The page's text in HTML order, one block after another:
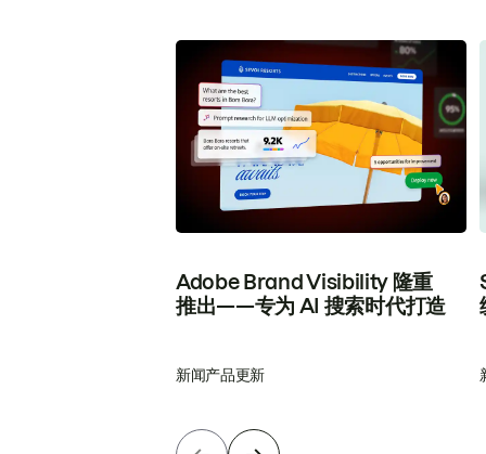
Adobe Brand Visibility 隆重
推出——专为 AI 搜索时代打造
新闻产品更新